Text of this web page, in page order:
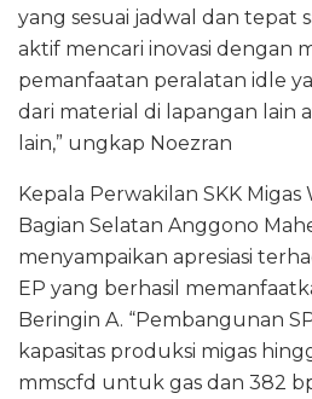
yang sesuai jadwal dan tepat
aktif mencari inovasi dengan
pemanfaatan peralatan idle
dari material di lapangan lain
lain,” ungkap Noezran
Kepala Perwakilan SKK Migas
Bagian Selatan Anggono
menyampaikan apresiasi
EP yang berhasil
Beringin A. “Pembangunan
kapasitas produksi migas
mmscfd untuk gas dan 382